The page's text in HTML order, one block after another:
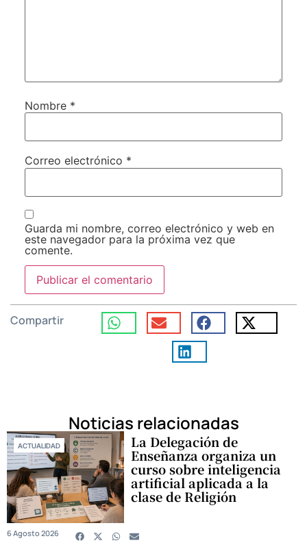
Nombre *
Correo electrónico *
Guarda mi nombre, correo electrónico y web en
este navegador para la próxima vez que
comente.
Compartir
Noticias relacionadas
ACTUALIDAD La Delegación de
Enseñanza organiza un
curso sobre inteligencia
artificial aplicada a la
clase de Religión
6 Agosto 2026